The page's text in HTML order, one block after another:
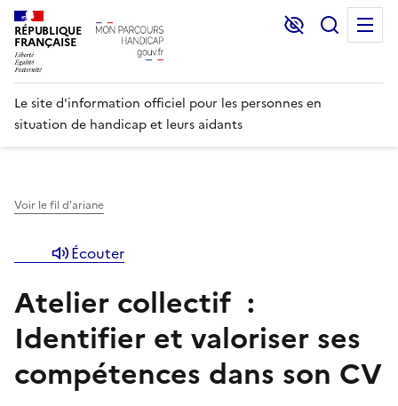
RÉPUBLIQUE
FRANÇAISE
Lecture et
Le site d'information officiel pour les personnes en
situation de handicap et leurs aidants
Voir le fil d'ariane
Écouter
Atelier collectif :
Identifier et valoriser ses
compétences dans son CV